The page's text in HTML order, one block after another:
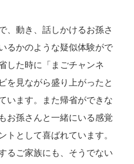
、動き、話しかけるお孫さ
るかのような疑似体験がで
した時に「まごチャンネ
を見ながら盛り上がったと
います。また帰省ができな
お孫さんと一緒にいる感覚
トとして喜ばれています。
るご家族にも、そうでない